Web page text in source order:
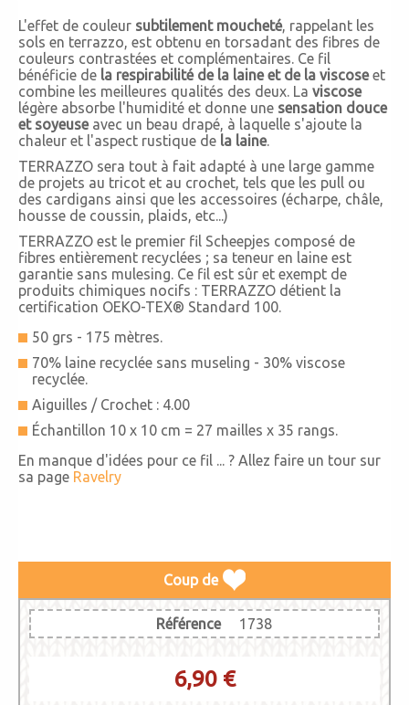
L'effet de couleur subtilement moucheté, rappelant les
sols en terrazzo, est obtenu en torsadant des fibres de
couleurs contrastées et complémentaires. Ce fil
bénéficie de la respirabilité de la laine et de la viscoseet
combine les meilleures qualités des deux. La viscose
légère absorbe l'humidité et donne une sensation douce
et soyeuseavec un beau drapé, à laquelle s'ajoute la
chaleur et l'aspect rustique de la laine.
TERRAZZO sera tout à fait adapté à une large gamme
de projets au tricot et au crochet, tels que les pull ou
des cardigans ainsi que les accessoires (écharpe, châle,
housse de coussin, plaids, etc...)
TERRAZZO est le premier fil Scheepjes composé de
fibres entièrement recyclées ; sa teneur en laine est
garantie sans mulesing. Ce fil est sûr et exempt de
produits chimiques nocifs : TERRAZZO détient la
certification OEKO-TEX® Standard 100.
50 grs - 175 mètres.
70% laine recyclée sans museling - 30% viscose
recyclée.
Aiguilles / Crochet : 4.00
Échantillon 10 x 10 cm = 27 mailles x 35 rangs.
En manque d'idées pour ce fil ... ? Allez faire un tour sur
sa page Ravelry
Coup de
Référence 1738
6,90 €